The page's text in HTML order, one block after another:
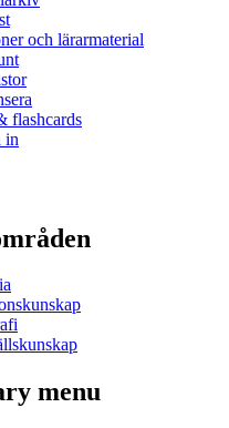
och lärarmaterial
flashcards
in
menu